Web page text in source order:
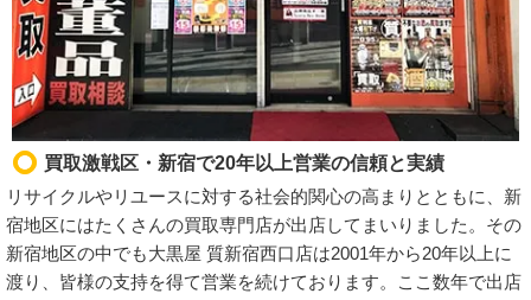
買取激戦区・新宿で20年以上営業の信頼と実績
リサイクルやリユースに対する社会的関心の高まりとともに、新
宿地区にはたくさんの買取専門店が出店してまいりました。その
新宿地区の中でも大黒屋 質新宿西口店は2001年から20年以上に
渡り、皆様の支持を得て営業を続けております。ここ数年で出店